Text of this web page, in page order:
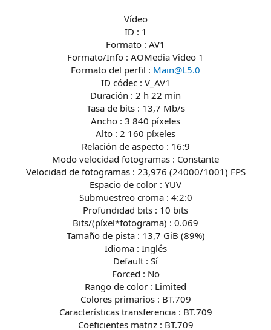
Vídeo
ID : 1
Formato : AV1
Formato/Info : AOMedia Video 1
Formato del perfil : Main@L5.0
ID códec : V_AV1
Duración : 2 h 22 min
Tasa de bits : 13,7 Mb/s
Ancho : 3 840 píxeles
Alto : 2 160 píxeles
Relación de aspecto : 16:9
Modo velocidad fotogramas : Constante
Velocidad de fotogramas : 23,976 (24000/1001) FPS
Espacio de color : YUV
Submuestreo croma : 4:2:0
Profundidad bits : 10 bits
Bits/(píxel*fotograma) : 0.069
Tamaño de pista : 13,7 GiB (89%)
Idioma : Inglés
Default : Sí
Forced : No
Rango de color : Limited
Colores primarios : BT.709
Características transferencia : BT.709
Coeficientes matriz : BT.709